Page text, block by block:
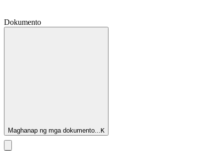
Dokumento
Maghanap ng mga dokumento...K